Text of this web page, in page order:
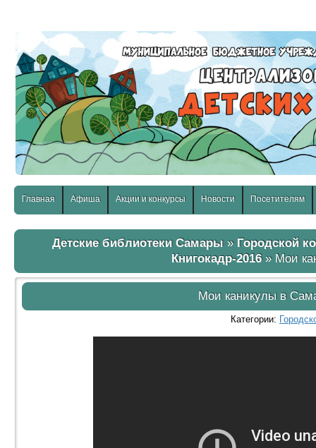
Главная Афиша Акции и конкурсы Новости Посетителям
Детские библиотеки Самары » Городской
Книгокадр-2016» Мои
Мои каникулы в
Категории: